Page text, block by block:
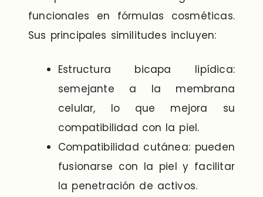
funcionales en fórmulas cosméticas.
Sus principales similitudes incluyen:
Estructura bicapa lipídica:
semejante a la membrana
celular, lo que mejora su
compatibilidad con la piel.
Compatibilidad cutánea: pueden
fusionarse con la piel y facilitar
la penetración de activos.